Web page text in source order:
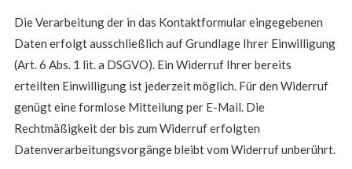
Die Verarbeitung der in das Kontaktformular eingegebenen
Daten erfolgt ausschließlich auf Grundlage Ihrer Einwilligung
(Art. 6 Abs. 1 lit. a DSGVO). Ein Widerruf Ihrer bereits
erteilten Einwilligung ist jederzeit möglich. Für den Widerruf
genügt eine formlose Mitteilung per E-Mail. Die
Rechtmäßigkeit der bis zum Widerruf erfolgten
Datenverarbeitungsvorgänge bleibt vom Widerruf unberührt.